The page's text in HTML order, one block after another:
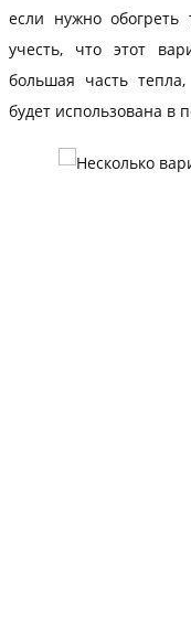
если нужно обогреть
учесть, что этот
большая часть
будет использована в